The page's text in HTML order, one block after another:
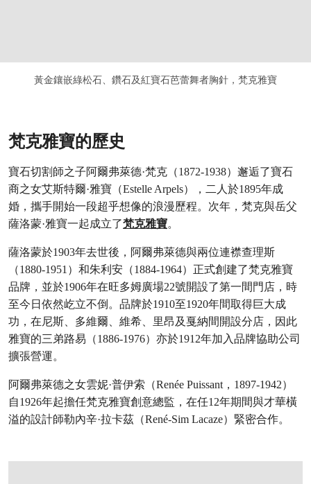
黃金鑲嵌綠松石、鑽石及紅寶石芭蕾舞者胸針，梵克雅寶
梵克雅寶的歷史
寶石切割師之子阿爾弗萊德·梵克（1872-1938）邂逅了寶石
商之女艾斯特爾·雅寶（Estelle Arpels），二人於1895年成
婚，攜手開始一段超乎想像的浪漫歷程。次年，梵克與岳父
薩洛蒙·雅寶一起成立了梵克雅寶。
薩洛蒙於1903年去世後，阿爾弗萊德與兩位連襟查理斯
（1880-1951）和朱利安（1884-1964）正式創建了梵克雅寶
品牌，並於1906年在旺多姆廣場22號開設了第一間門店，時
至今日依然屹立不倒。品牌於1910至1920年間取得巨大成
功，在尼斯、多維爾、維希、里昂及戛納間開設分店，因此
雅寶的三弟路易（1886-1976）亦於1912年加入品牌協助公司
擴張營運。
阿爾弗萊德之女雲妮·普伊索（Renée Puissant，1897-1942）
自1926年起擔任梵克雅寶創意總監，在任12年期間與才華橫
溢的設計師勒內辛·拉卡茲（René-Sim Lacaze）緊密合作。